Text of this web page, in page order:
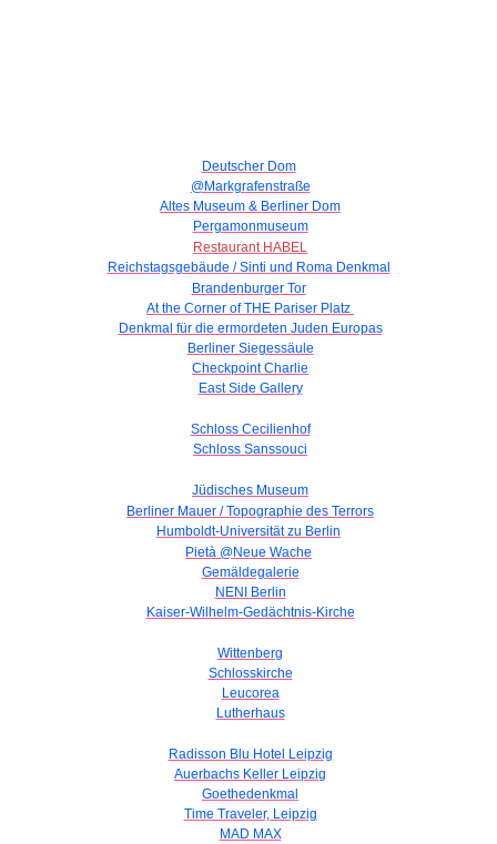
Deutscher Dom
@Markgrafenstraße
Altes Museum & Berliner Dom
Pergamonmuseum
Restaurant HABEL
Reichstagsgebäude / Sinti und Roma Denkmal
Brandenburger Tor
At the Corner of THE Pariser Platz
Denkmal für die ermordeten Juden Europas
Berliner Siegessäule
Checkpoint Charlie
East Side Gallery
Schloss Cecilienhof
Schloss Sanssouci
Jüdisches Museum
Berliner Mauer / Topographie des Terrors
Humboldt-Universität zu Berlin
Pietà @Neue Wache
Gemäldegalerie
NENI Berlin
Kaiser-Wilhelm-Gedächtnis-Kirche
Wittenberg
Schlosskirche
Leucorea
Lutherhaus
Radisson Blu Hotel Leipzig
Auerbachs Keller Leipzig
Goethedenkmal
Time Traveler, Leipzig
MAD MAX